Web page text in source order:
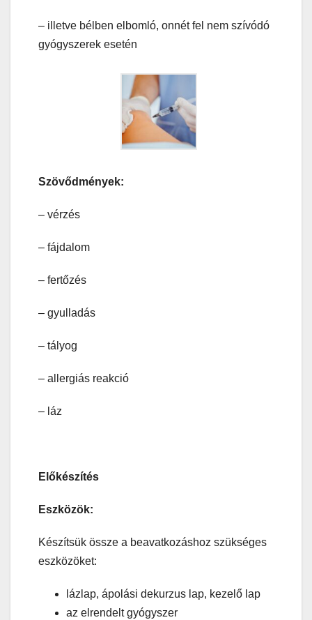
– illetve bélben elbomló, onnét fel nem szívódó
gyógyszerek esetén
Szövődmények:
– vérzés
– fájdalom
– fertőzés
– gyulladás
– tályog
– allergiás reakció
– láz
Előkészítés
Eszközök:
Készítsük össze a beavatkozáshoz szükséges
eszközöket:
lázlap, ápolási dekurzus lap, kezelő lap
az elrendelt gyógyszer